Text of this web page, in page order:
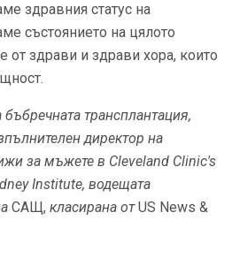
здравния статус на
състоянието на цялото
здрави и здрави хора, които
трансплантация,
директор на
за мъжете в Cleveland Clinic's
Institute, водещата
САЩ, класирана отUS News &